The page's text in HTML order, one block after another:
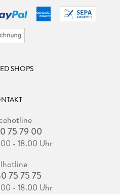
SHOPS
75 79 00
- 18.00 Uhr
75 75 75
- 18.00 Uhr